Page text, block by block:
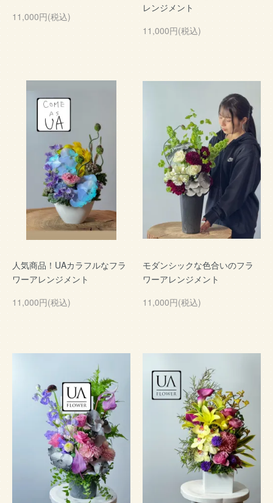
11,000円(税込)
レンジメント
11,000円(税込)
人気商品！UAカラフルなフラ
ワーアレンジメント
11,000円(税込)
モダンシックな色合いのフラ
ワーアレンジメント
11,000円(税込)